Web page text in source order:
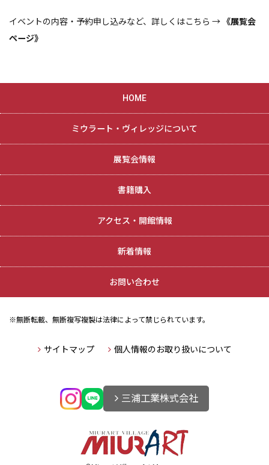
イベントの内容・予約申し込みなど、詳しくはこちら →
《展覧会
ページ》
HOME
ミウラート・ヴィレッジについて
展覧会情報
書籍購入
アクセス・開館情報
新着情報
お問い合わせ
※無断転載、無断複写複製は法律によって禁じられています。
サイトマップ 個人情報のお取り扱いについて
三浦工業株式会社